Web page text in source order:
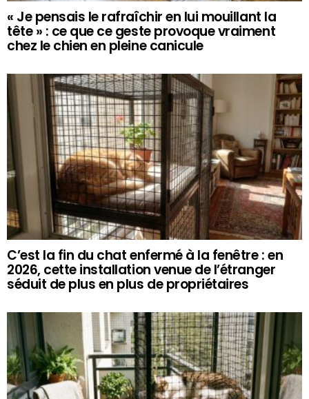
« Je pensais le rafraîchir en lui mouillant la
tête » : ce que ce geste provoque vraiment
chez le chien en pleine canicule
C’est la fin du chat enfermé à la fenêtre : en
2026, cette installation venue de l’étranger
séduit de plus en plus de propriétaires